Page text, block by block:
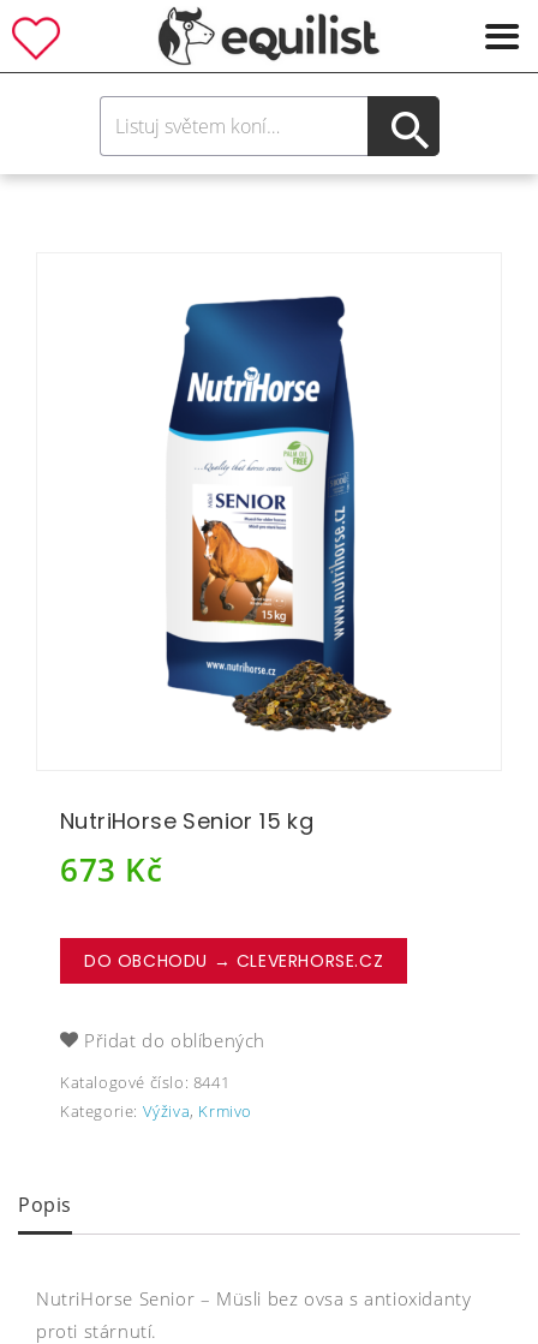
NutriHorse Senior 15 kg
673 Kč
DO OBCHODU → CLEVERHORSE.CZ
Přidat do oblíbených
Katalogové číslo: 8441
Kategorie: Výživa, Krmivo
Popis
NutriHorse Senior – Müsli bez ovsa s antioxidanty
proti stárnutí.